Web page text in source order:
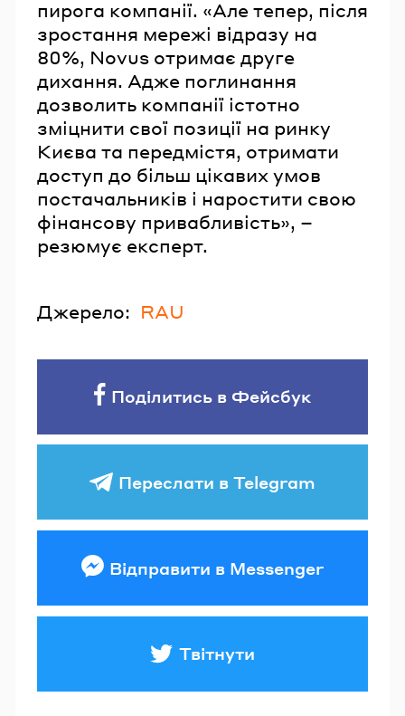
пирога компанії. «Але тепер, після
зростання мережі відразу на
80%, Novus отримає друге
дихання. Адже поглинання
дозволить компанії істотно
зміцнити свої позиції на ринку
Києва та передмістя, отримати
доступ до більш цікавих умов
постачальників і наростити свою
фінансову привабливість», –
резюмує експерт.
Джерело: RAU
Поділитись в Фейсбук
Переслати в Telegram
Відправити в Messenger
Твітнути